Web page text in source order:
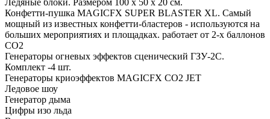
Конфетти-пушка MAGICFX SUPER BLASTER XL. Самый
мощный из известных конфетти-бластеров - используются на
больших мероприятиях и площадках. работает от 2-х баллонов
СО2
Генераторы огневых эффектов сценический ГЗУ-2С.
Комплект -4 шт.
Генераторы криоэффектов MAGICFX CO2 JET
Ледовое шоу
Генератор дыма
Цифры изо льда